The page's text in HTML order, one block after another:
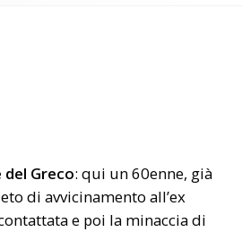
del Greco: qui un 60enne, già
di avvicinamento all’ex
e poi la minaccia di